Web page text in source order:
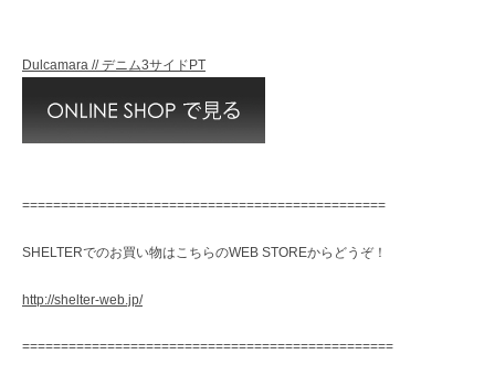
Dulcamara // デニム3サイドPT
===============================================
SHELTERでのお買い物はこちらのWEB STOREからどうぞ！
http://shelter-web.jp/
================================================